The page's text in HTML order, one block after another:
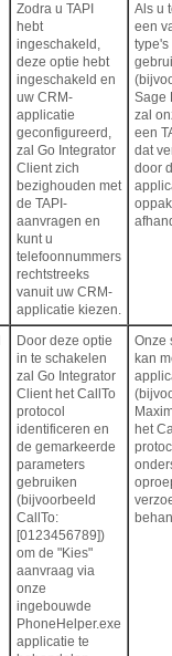
Zodra u TAPI
hebt
ingeschakeld,
deze optie hebt
ingeschakeld en
uw CRM-
applicatie
geconfigureerd,
zal Go Integrator
Client zich
bezighouden met
de TAPI-
aanvragen en
kunt u
telefoonnummers
rechtstreeks
vanuit uw CRM-
applicatie kiezen.
Als u
een
type's
Sage
zal
een
dat
door
Door deze optie
in te schakelen
zal Go Integrator
Client het CallTo
protocol
identificeren en
de gemarkeerde
parameters
gebruiken
(bijvoorbeeld
CallTo:
[0123456789])
om de "Kies"
aanvraag via
onze
ingebouwde
PhoneHelper.exe
applicatie te
Onze
kan
het